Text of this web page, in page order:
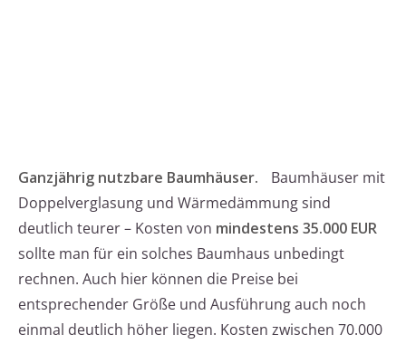
Ganzjährig nutzbare Baumhäuser.
Baumhäuser mit
Doppelverglasung und Wärmedämmung sind
deutlich teurer – Kosten von mindestens 35.000 EUR
sollte man für ein solches Baumhaus unbedingt
rechnen. Auch hier können die Preise bei
entsprechender Größe und Ausführung auch noch
einmal deutlich höher liegen. Kosten zwischen 70.000